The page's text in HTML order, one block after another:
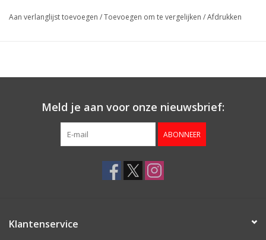
Aan verlanglijst toevoegen /Toevoegen om te vergelijken /Afdrukken
Meld je aan voor onze nieuwsbrief:
ABONNEER
Klantenservice